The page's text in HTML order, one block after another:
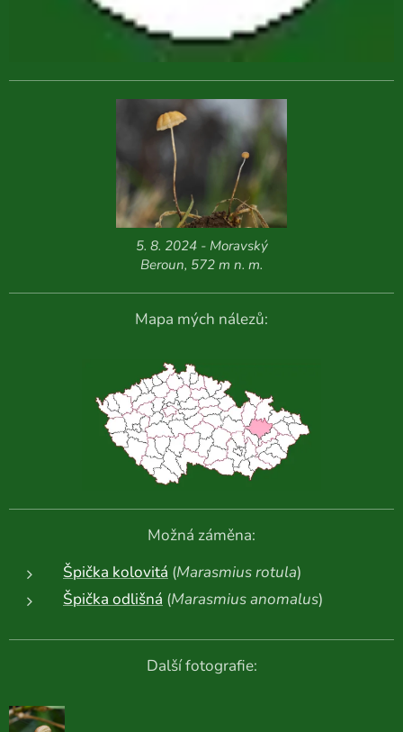
5. 8. 2024 - Moravský
Beroun, 572 m n. m.
Mapa mých nálezů:
Možná záměna:
Špička kolovitá (Marasmius rotula)
Špička odlišná (Marasmius anomalus)
Další fotografie: